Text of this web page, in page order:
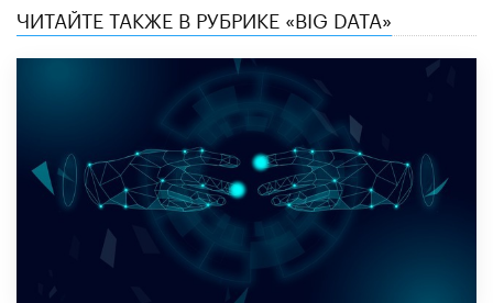
ЧИТАЙТЕ ТАКЖЕ В РУБРИКЕ «BIG DATA»